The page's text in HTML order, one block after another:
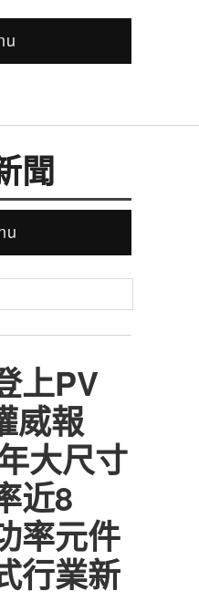
聞
上PV
威報
大尺寸
近8
率元件
行業新